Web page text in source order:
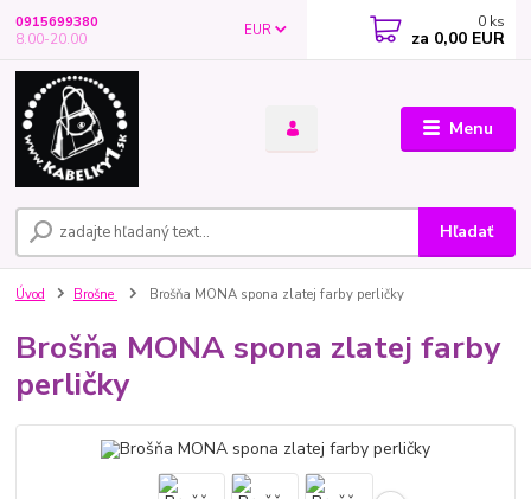
Menu
EUR
Hľadať
0915699380
8.00-20.00
0 ks
za 0,00 EUR
Úvod Brošne Brošňa MONA spona zlatej farby perličky
Brošňa MONA spona zlatej farby
perličky